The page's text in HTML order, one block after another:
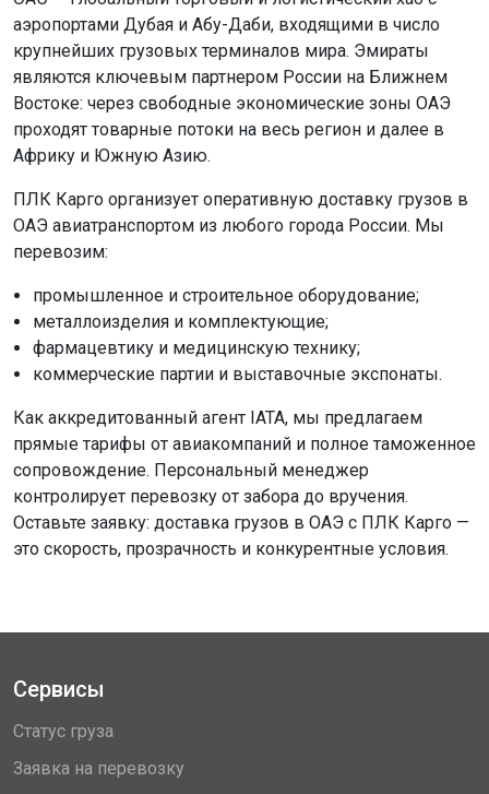
аэропортами Дубая и Абу-Даби, входящими в число
крупнейших грузовых терминалов мира. Эмираты
являются ключевым партнером России на Ближнем
Востоке: через свободные экономические зоны ОАЭ
проходят товарные потоки на весь регион и далее в
Африку и Южную Азию.
ПЛК Карго организует оперативную доставку грузов в
ОАЭ авиатранспортом из любого города России. Мы
перевозим:
промышленное и строительное оборудование;
металлоизделия и комплектующие;
фармацевтику и медицинскую технику;
коммерческие партии и выставочные экспонаты.
Как аккредитованный агент IATA, мы предлагаем
прямые тарифы от авиакомпаний и полное таможенное
сопровождение. Персональный менеджер
контролирует перевозку от забора до вручения.
Оставьте заявку: доставка грузов в ОАЭ с ПЛК Карго —
это скорость, прозрачность и конкурентные условия.
Сервисы
Статус груза
Заявка на перевозку